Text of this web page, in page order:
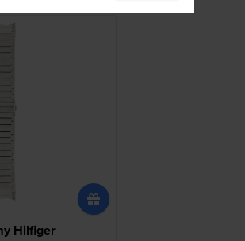
Hilfiger